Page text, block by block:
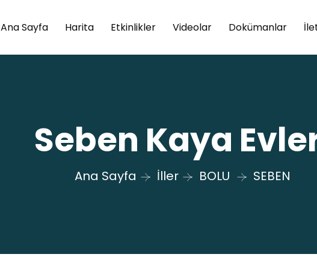
Ana Sayfa Harita Etkinlikler Videolar Dokümanlar
Seben Kaya
Ana Sayfa İller BOLU SEBEN